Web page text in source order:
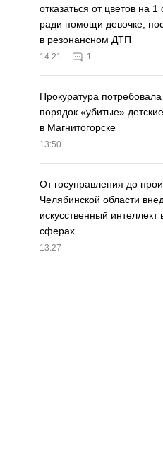
отказаться от цветов на 1
ради помощи девочке,
в резонансном ДТП
14:21 1
Прокуратура
порядок «убитые»
в Магнитогорске
13:50
От госуправления до
Челябинской области
искусственный интеллект
сферах
13:27